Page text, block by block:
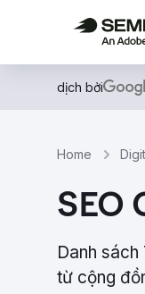
dịch bởi
Home
SEO
Danh
từ ​​cộng